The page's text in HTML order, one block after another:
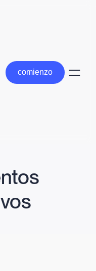
comienzo
comienzo